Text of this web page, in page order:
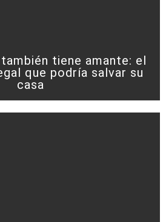
tiene amante: el
que podría salvar su
casa